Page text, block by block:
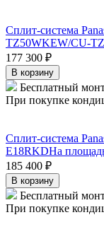
Сплит-система
TZ50WKEW/CU-
177 300 ₽
В корзину
Бесплатный
При покупке
Сплит-система
E18RKDНа
185 400 ₽
В корзину
Бесплатный
При покупке